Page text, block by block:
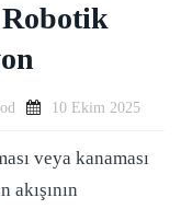
10 Ekim 2025
veya kanaması